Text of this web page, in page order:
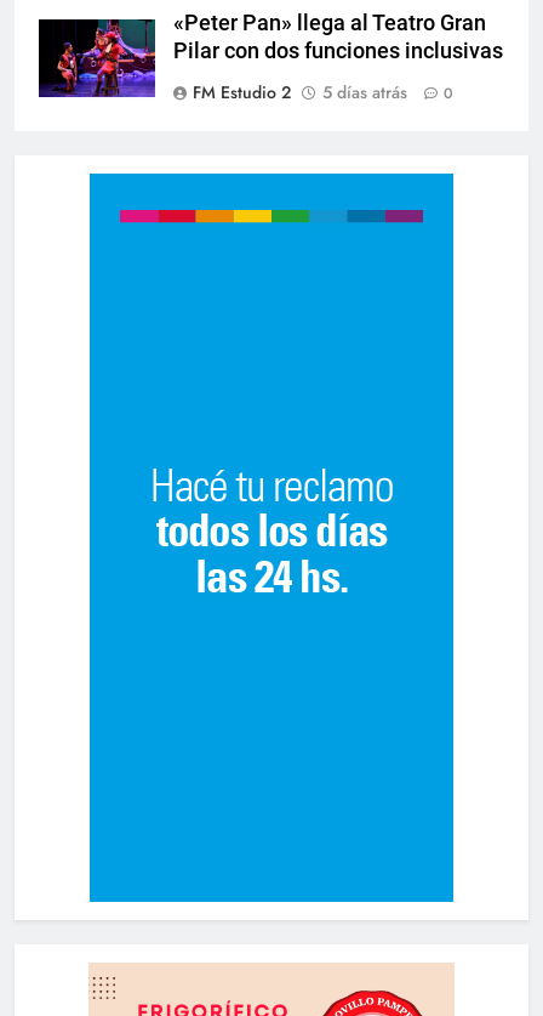
«Peter Pan» llega al Teatro Gran
Pilar con dos funciones inclusivas
FM Estudio 2
5 días atrás 0